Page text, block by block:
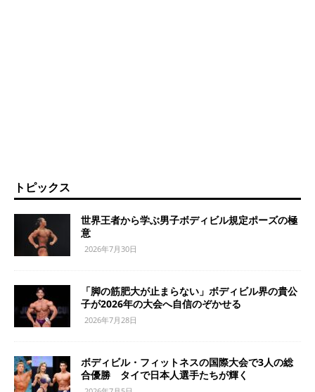
トピックス
世界王者から学ぶ男子ボディビル規定ポーズの極
意
2026年7月30日
「脚の筋肥大が止まらない」ボディビル界の貴公
子が2026年の大会へ自信のぞかせる
2026年7月28日
ボディビル・フィットネスの国際大会で3人の総
合優勝 タイで日本人選手たちが輝く